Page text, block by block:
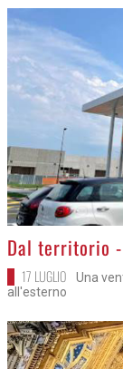
>
Dal territorio
17 LUGLIO
Una
all'esterno